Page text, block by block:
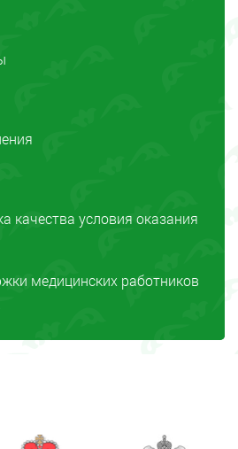
качества условия оказания
медицинских работников